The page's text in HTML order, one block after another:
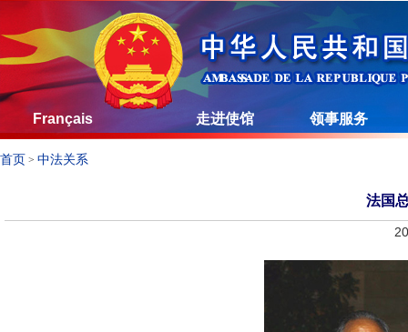
Français 走进使馆 领事服务
首页 > 中法关系
法国